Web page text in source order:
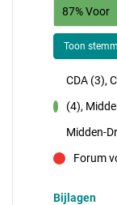
87% Voor
Toon
CDA (3),
(4),
Midden-
Forum
Bijlagen